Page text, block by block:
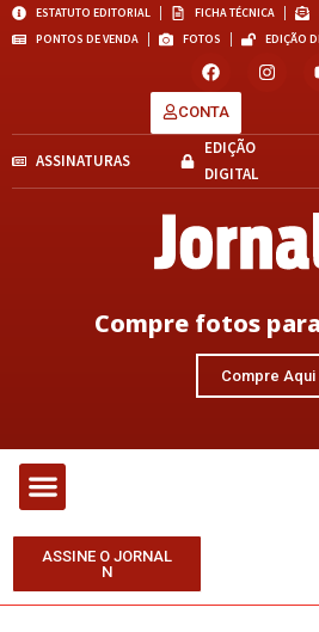
ESTATUTO EDITORIAL FICHA TÉCNICA
PONTOS DE VENDA
FOTOS EDIÇÃO
CONTA
ASSINATURAS
EDIÇÃO
DIGITAL
Compre fotos
Compre Aqui
ASSINE O JORNAL
N